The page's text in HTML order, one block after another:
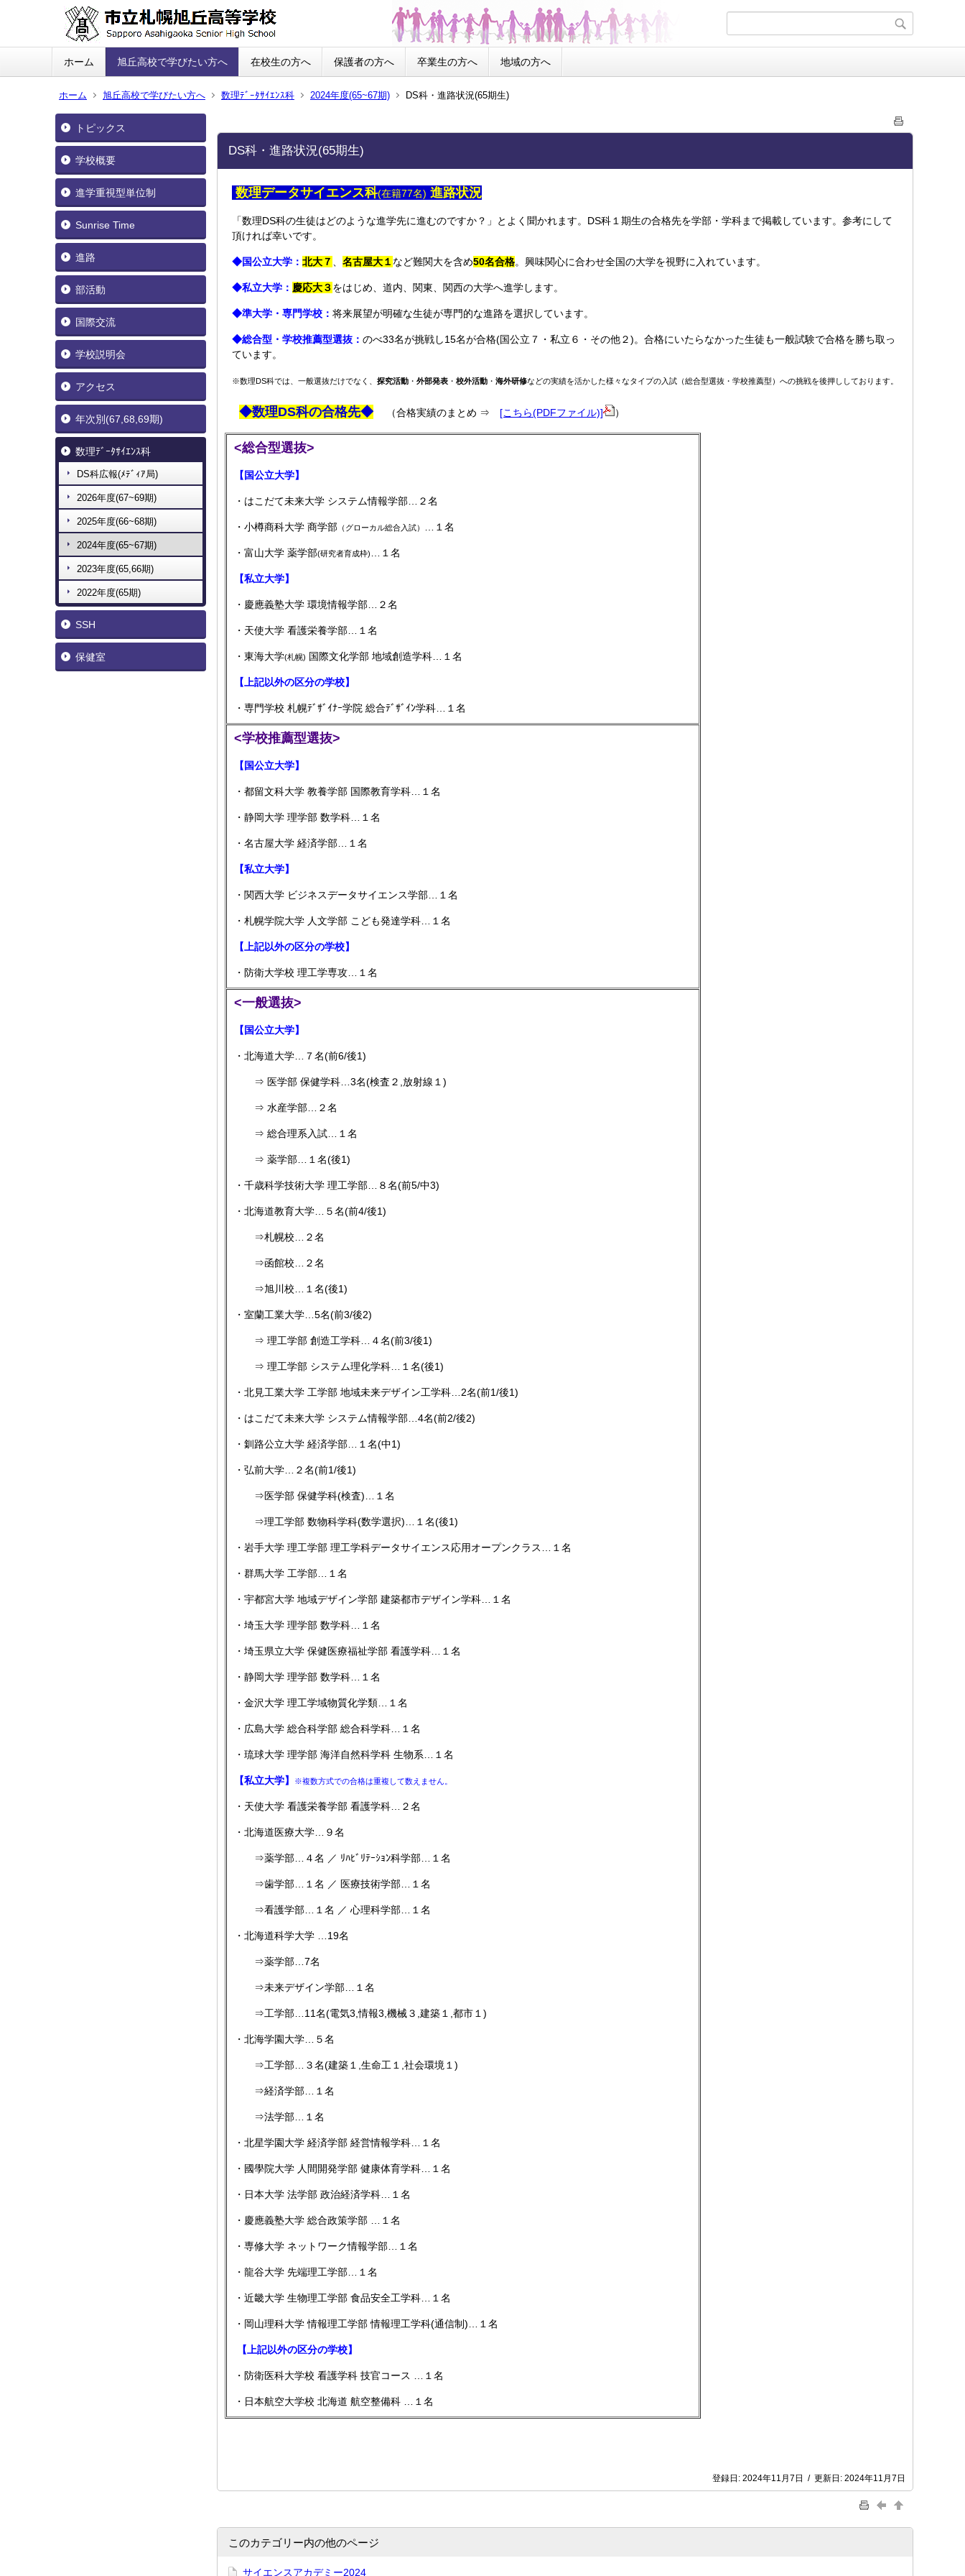
ホーム 旭丘高校で学びたい方へ 在校生の方へ 保護者の方へ 卒業生の方へ 地域の方へ
ホーム 旭丘高校で学びたい方へ 数理ﾃﾞｰﾀｻｲｴﾝｽ科 2024年度(65~67期) DS科・進路状況(65期生)
トピックス
学校概要
進学重視型単位制
Sunrise Time
進路
部活動
国際交流
学校説明会
アクセス
年次別(67,68,69期)
数理ﾃﾞｰﾀｻｲｴﾝｽ科
DS科広報(ﾒﾃﾞｨｱ局)
2026年度(67~69期)
2025年度(66~68期)
2024年度(65~67期)
2023年度(65,66期)
2022年度(65期)
SSH
保健室
DS科・進路状況(65期生)
数理データサイエンス科(在籍77名) 進路状況
「数理DS科の生徒はどのような進学先に進むのですか？」とよく聞かれます。DS科１期生の合格先を学部・学科まで掲載しています。参考にして
頂ければ幸いです。
◆国公立大学 ： 北大７ 名古屋大１ など難関大を含め50名合格。興味関心に合わせ全国の大学を視野に入れています。
◆私立大学： 慶応大３をはじめ、道内、関東、関西の大学へ進学します。
◆準大学・専門学校： 将来展望が明確な生徒が専門的な進路を選択しています。
◆総合型・学校推薦型選抜： のべ33名が挑戦し15名が合格(国公立７・私立６・その他２)。合格にいたらなかった生徒も一般試験で合格を勝ち取っ
ています。
※数理DS科では、一般選抜だけでなく、 探究活動 ・ 外部発表 ・ 校外活動 ・ 海外研修などの実績を活かした様々なタイプの入試（総合型選抜・学校推薦型）への挑戦を後押ししております。
◆数理DS科の合格先◆（合格実績のまとめ ⇒ [こちら(PDFファイル)] ）
<総合型選抜>
【国公立大学】
・はこだて未来大学 システム情報学部…２名
・小樽商科大学 商学部 （グローカル総合入試） …１名
・富山大学 薬学部(研究者育成枠) …１名
【私立大学】
・慶應義塾大学 環境情報学部…２名
・天使大学 看護栄養学部…１名
・東海大学(札幌) 国際文化学部 地域創造学科…１名
【上記以外の区分の学校】
・専門学校 札幌ﾃﾞｻﾞｲﾅｰ学院 総合ﾃﾞｻﾞｲﾝ学科…１名
<学校推薦型選抜>
【国公立大学】
・都留文科大学 教養学部 国際教育学科…１名
・静岡大学 理学部 数学科…１名
・名古屋大学 経済学部…１名
【私立大学】
・関西大学 ビジネスデータサイエンス学部…１名
・札幌学院大学 人文学部 こども発達学科…１名
【上記以外の区分の学校】
・防衛大学校 理工学専攻…１名
<一般選抜>
【国公立大学】
・北海道大学…７名(前6/後1)
⇒ 医学部 保健学科…3名(検査２,放射線１)
⇒ 水産学部…２名
⇒ 総合理系入試…１名
⇒ 薬学部…１名(後1)
・千歳科学技術大学 理工学部…８名(前5/中3)
・北海道教育大学…５名(前4/後1)
⇒札幌校…２名
⇒函館校…２名
⇒旭川校…１名(後1)
・室蘭工業大学…5名(前3/後2)
⇒ 理工学部 創造工学科…４名(前3/後1)
⇒ 理工学部 システム理化学科…１名(後1)
・北見工業大学 工学部 地域未来デザイン工学科…2名(前1/後1)
・はこだて未来大学 システム情報学部…4名(前2/後2)
・釧路公立大学 経済学部…１名(中1)
・弘前大学…２名(前1/後1)
⇒医学部 保健学科(検査)…１名
⇒理工学部 数物科学科(数学選択)…１名(後1)
・岩手大学 理工学部 理工学科データサイエンス応用オープンクラス…１名
・群馬大学 工学部…１名
・宇都宮大学 地域デザイン学部 建築都市デザイン学科…１名
・埼玉大学 理学部 数学科…１名
・埼玉県立大学 保健医療福祉学部 看護学科…１名
・静岡大学 理学部 数学科…１名
・金沢大学 理工学域物質化学類…１名
・広島大学 総合科学部 総合科学科…１名
・琉球大学 理学部 海洋自然科学科 生物系…１名
【私立大学】 ※複数方式での合格は重複して数えません。
・天使大学 看護栄養学部 看護学科…２名
・北海道医療大学…９名
⇒薬学部…４名 ／ ﾘﾊﾋﾞﾘﾃｰｼｮﾝ科学部…１名
⇒歯学部…１名 ／ 医療技術学部…１名
⇒看護学部…１名 ／ 心理科学部…１名
・北海道科学大学 …19名
⇒薬学部…7名
⇒未来デザイン学部…１名
⇒工学部…11名(電気3,情報3,機械３,建築１,都市１)
・北海学園大学…５名
⇒工学部…３名(建築１,生命工１,社会環境１)
⇒経済学部…１名
⇒法学部…１名
・北星学園大学 経済学部 経営情報学科…１名
・國學院大学 人間開発学部 健康体育学科…１名
・日本大学 法学部 政治経済学科…１名
・慶應義塾大学 総合政策学部 …１名
・専修大学 ネットワーク情報学部…１名
・龍谷大学 先端理工学部…１名
・近畿大学 生物理工学部 食品安全工学科…１名
・岡山理科大学 情報理工学部 情報理工学科(通信制)…１名
【上記以外の区分の学校】
・防衛医科大学校 看護学科 技官コース …１名
・日本航空大学校 北海道 航空整備科 …１名
登録日: 2024年11月7日 / 更新日: 2024年11月7日
このカテゴリー内の他のページ
サイエンスアカデミー2024